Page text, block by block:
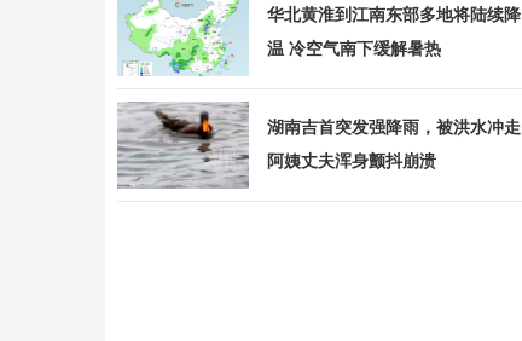
华北黄淮到江南东部多地将陆续降
温 冷空气南下缓解暑热
湖南吉首突发强降雨，被洪水冲走
阿姨丈夫浑身颤抖崩溃